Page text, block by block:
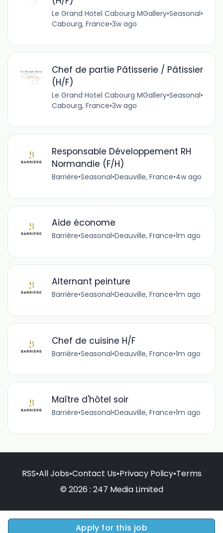
Apply for this job
Le Grand Hotel Cabourg MGallery•Seasonal•
Cabourg, France•3w ago
Chef de partie Pâtisserie / Pâtissier
(H/F)
Le Grand Hotel Cabourg MGallery•Seasonal•
Cabourg, France•3w ago
Responsable Développement RH
Normandie (F/H)
Barrière•Seasonal•Deauville, France•4w ago
Aide économe
Barrière•Seasonal•Deauville, France•1m ago
Alternant peinture
Barrière•Seasonal•Deauville, France•1m ago
Chef de cuisine H/F
Barrière•Seasonal•Deauville, France•1m ago
Maître d'hôtel soir
Barrière•Seasonal•Deauville, France•1m ago
RSS•All Jobs•Contact Us•Privacy Policy•Terms
© 2026 : 247 Media Limited